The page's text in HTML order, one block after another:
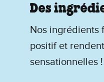
Des
Nos ingrédients
positif et
sensationnelles !